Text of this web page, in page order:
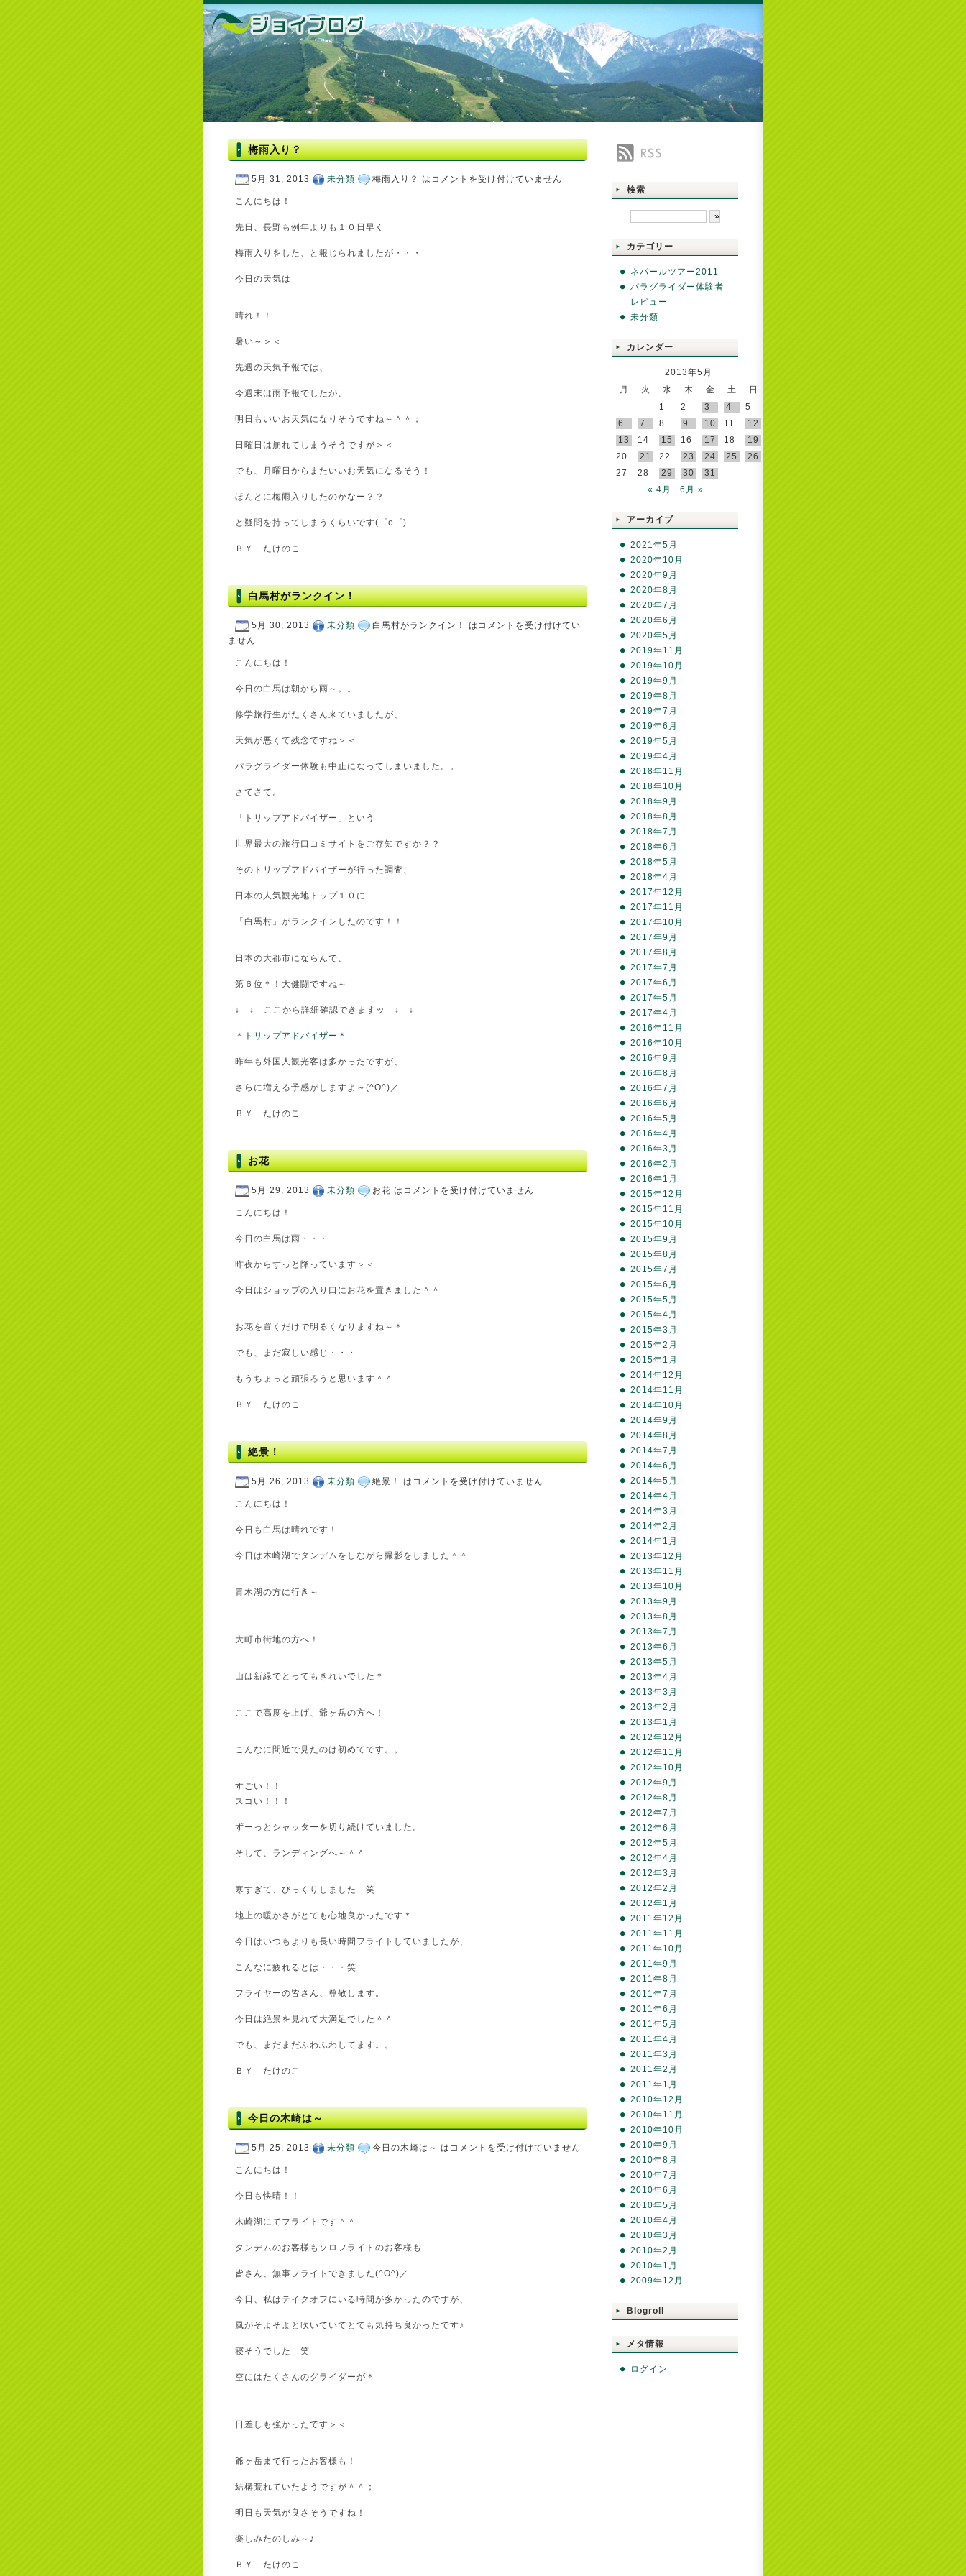
梅雨入り？
5月 31, 2013 未分類 梅雨入り？ は コメントを受け付けていません
こんにちは！
先日、長野も例年よりも１０日早く
梅雨入りをした、と報じられましたが・・・
今日の天気は
晴れ！！
暑い～＞＜
先週の天気予報では、
今週末は雨予報でしたが、
明日もいいお天気になりそうですね～＾＾；
日曜日は崩れてしまうそうですが＞＜
でも、月曜日からまたいいお天気になるそう！
ほんとに梅雨入りしたのかなー？？
と疑問を持ってしまうくらいです(゜o゜)
ＢＹ たけのこ
白馬村がランクイン！
5月 30, 2013 未分類 白馬村がランクイン！ は コメントを受け付けてい
ません
こんにちは！
今日の白馬は朝から雨～。。
修学旅行生がたくさん来ていましたが、
天気が悪くて残念ですね＞＜
パラグライダー体験も中止になってしまいました。。
さてさて。
「トリップアドバイザー」という
世界最大の旅行口コミサイトをご存知ですか？？
そのトリップアドバイザーが行った調査、
日本の人気観光地トップ１０に
「白馬村」がランクインしたのです！！
日本の大都市にならんで、
第６位＊！大健闘ですね～
↓ ↓ ここから詳細確認できますッ ↓ ↓
＊トリップアドバイザー＊
昨年も外国人観光客は多かったですが、
さらに増える予感がしますよ～(^O^)／
ＢＹ たけのこ
お花
5月 29, 2013 未分類 お花 は コメントを受け付けていません
こんにちは！
今日の白馬は雨・・・
昨夜からずっと降っています＞＜
今日はショップの入り口にお花を置きました＾＾
お花を置くだけで明るくなりますね～＊
でも、まだ寂しい感じ・・・
もうちょっと頑張ろうと思います＾＾
ＢＹ たけのこ
絶景！
5月 26, 2013 未分類 絶景！ は コメントを受け付けていません
こんにちは！
今日も白馬は晴れです！
今日は木崎湖でタンデムをしながら撮影をしました＾＾
青木湖の方に行き～
大町市街地の方へ！
山は新緑でとってもきれいでした＊
ここで高度を上げ、爺ヶ岳の方へ！
こんなに間近で見たのは初めてです。。
すごい！！
スゴい！！！
ずーっとシャッターを切り続けていました。
そして、ランディングへ～＾＾
寒すぎて、びっくりしました 笑
地上の暖かさがとても心地良かったです＊
今日はいつもよりも長い時間フライトしていましたが、
こんなに疲れるとは・・・笑
フライヤーの皆さん、尊敬します。
今日は絶景を見れて大満足でした＾＾
でも、まだまだふわふわしてます。。
ＢＹ たけのこ
今日の木崎は～
5月 25, 2013 未分類 今日の木崎は～ は コメントを受け付けていません
こんにちは！
今日も快晴！！
木崎湖にてフライトです＾＾
タンデムのお客様もソロフライトのお客様も
皆さん、無事フライトできました(^O^)／
今日、私はテイクオフにいる時間が多かったのですが、
風がそよそよと吹いていてとても気持ち良かったです♪
寝そうでした 笑
空にはたくさんのグライダーが＊
日差しも強かったです＞＜
爺ヶ岳まで行ったお客様も！
結構荒れていたようですが＾＾；
明日も天気が良さそうですね！
楽しみたのしみ～♪
ＢＹ たけのこ
検索
カテゴリー
ネパールツアー2011
パラグライダー体験者
レビュー
未分類
カレンダー
2013年5月
月
火 水 木 金 土
日
1
2 3 4
5
6
7 8 9 10 11
12
13
14 15 16 17 18
19
20
21 22 23 24 25
26
27
28 29 30
31
« 4月
6月 »
アーカイブ
2021年5月
2020年10月
2020年9月
2020年8月
2020年7月
2020年6月
2020年5月
2019年11月
2019年10月
2019年9月
2019年8月
2019年7月
2019年6月
2019年5月
2019年4月
2018年11月
2018年10月
2018年9月
2018年8月
2018年7月
2018年6月
2018年5月
2018年4月
2017年12月
2017年11月
2017年10月
2017年9月
2017年8月
2017年7月
2017年6月
2017年5月
2017年4月
2016年11月
2016年10月
2016年9月
2016年8月
2016年7月
2016年6月
2016年5月
2016年4月
2016年3月
2016年2月
2016年1月
2015年12月
2015年11月
2015年10月
2015年9月
2015年8月
2015年7月
2015年6月
2015年5月
2015年4月
2015年3月
2015年2月
2015年1月
2014年12月
2014年11月
2014年10月
2014年9月
2014年8月
2014年7月
2014年6月
2014年5月
2014年4月
2014年3月
2014年2月
2014年1月
2013年12月
2013年11月
2013年10月
2013年9月
2013年8月
2013年7月
2013年6月
2013年5月
2013年4月
2013年3月
2013年2月
2013年1月
2012年12月
2012年11月
2012年10月
2012年9月
2012年8月
2012年7月
2012年6月
2012年5月
2012年4月
2012年3月
2012年2月
2012年1月
2011年12月
2011年11月
2011年10月
2011年9月
2011年8月
2011年7月
2011年6月
2011年5月
2011年4月
2011年3月
2011年2月
2011年1月
2010年12月
2010年11月
2010年10月
2010年9月
2010年8月
2010年7月
2010年6月
2010年5月
2010年4月
2010年3月
2010年2月
2010年1月
2009年12月
Blogroll
メタ情報
ログイン